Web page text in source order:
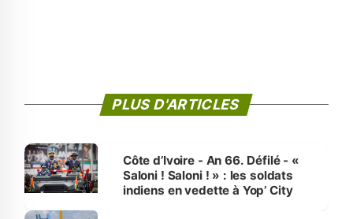
PLUS D'ARTICLES
Côte d’Ivoire - An 66. Défilé - «
Saloni ! Saloni ! » : les soldats
indiens en vedette à Yop’ City